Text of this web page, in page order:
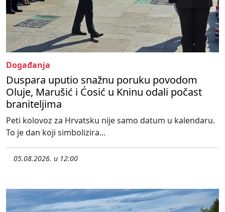
Događanja
Duspara uputio snažnu poruku povodom
Oluje, Marušić i Ćosić u Kninu odali počast
braniteljima
Peti kolovoz za Hrvatsku nije samo datum u kalendaru.
To je dan koji simbolizira...
05.08.2026. u 12:00